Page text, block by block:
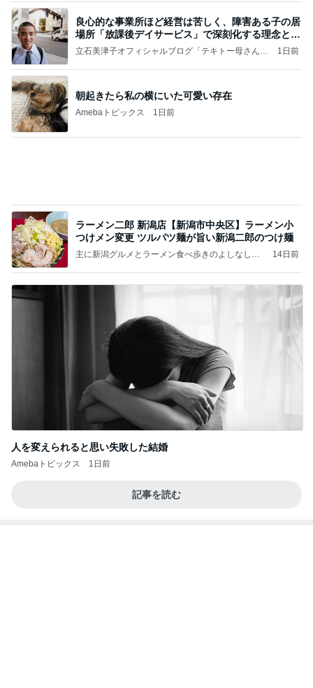
良心的な事業所ほど経営は苦しく、障害ある子の居
場所「放課後デイサービス」で深刻化する理念と現
実の
立石美津子オフィシャルブログ「テキトー母さんの
1日前
朝起きたら私の横にいた可愛い存在
Amebaトピックス 1日前
ラーメン二郎 新潟店【新潟市中央区】ラーメン小
つけメン変更 ツルパツ麺が旨い新潟二郎のつけ麺
主に新潟グルメとラーメン食べ歩きのよしなしご
14日前
人を変えられると思い失敗した結婚
Amebaトピックス 1日前
記事を読む